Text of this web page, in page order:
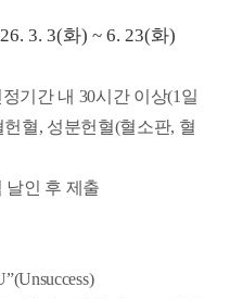
3. 3(화) ~ 6. 23(화)
기간 내 30시간 이상(1일
혈, 성분헌혈(혈소판, 혈
날인 후 제출